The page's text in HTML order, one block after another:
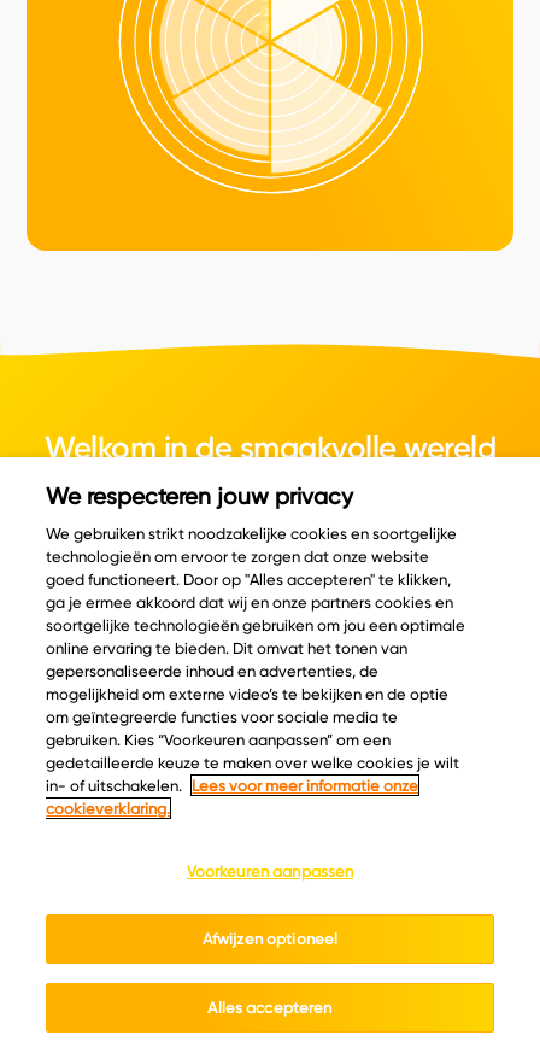
Welkom in de smaakvolle wereld
van kaas.
© Copyright 2026 Velder
Inspiratie
Kaascatalogus
Recepten
Kaasplankjes
Blog
Informatie
Over ons
Ontdek
Keurmerken
Algemene voorwaarden
We respecteren jouw privacy
We gebruiken strikt noodzakelijke cookies en soortgelijke
technologieën om ervoor te zorgen dat onze website
goed functioneert. Door op "Alles accepteren" te klikken,
ga je ermee akkoord dat wij en onze partners cookies en
soortgelijke technologieën gebruiken om jou een optimale
online ervaring te bieden. Dit omvat het tonen van
gepersonaliseerde inhoud en advertenties, de
mogelijkheid om externe video’s te bekijken en de optie
om geïntegreerde functies voor sociale media te
gebruiken. Kies “Voorkeuren aanpassen” om een
gedetailleerde keuze te maken over welke cookies je wilt
in- of uitschakelen.
Lees voor meer informatie onze
cookieverklaring.
Voorkeuren aanpassen
Afwijzen optioneel
Alles accepteren